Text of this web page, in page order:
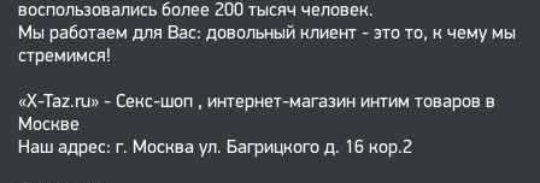
воспользовались более 200 тысяч человек.
Мы работаем для Вас: довольный клиент - это то, к чему мы
стремимся!
«X-Taz.ru» - Секс-шоп , интернет-магазин интим товаров в
Москве
Наш адрес: г. Москва ул. Багрицкого д. 16 кор.2